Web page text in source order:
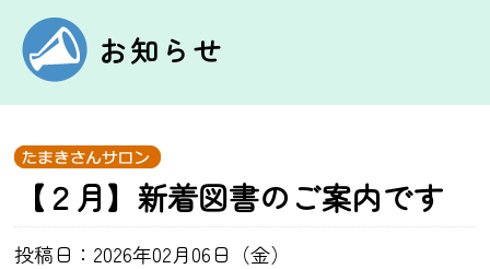
お知らせ
【２月】新着図書のご案内です
投稿日：2026年02月06日（金）